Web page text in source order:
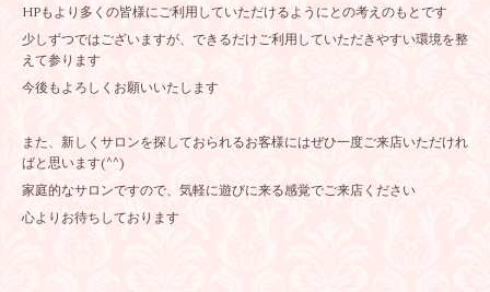
HPもより多くの皆様にご利用していただけるようにとの考えのもとです
少しずつではございますが、できるだけご利用していただきやすい環境を整
えて参ります
今後もよろしくお願いいたします
また、新しくサロンを探しておられるお客様にはぜひ一度ご来店いただけれ
ばと思います(^^)
家庭的なサロンですので、気軽に遊びに来る感覚でご来店ください
心よりお待ちしております